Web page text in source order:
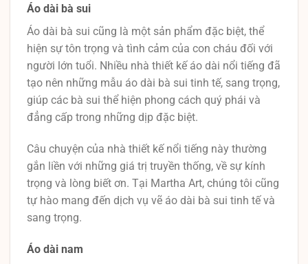
Áo dài bà sui
Áo dài bà sui cũng là một sản phẩm đặc biệt, thể
hiện sự tôn trọng và tình cảm của con cháu đối với
người lớn tuổi. Nhiều nhà thiết kế áo dài nổi tiếng đã
tạo nên những mẫu áo dài bà sui tinh tế, sang trọng,
giúp các bà sui thể hiện phong cách quý phái và
đẳng cấp trong những dịp đặc biệt.
Câu chuyện của nhà thiết kế nổi tiếng này thường
gắn liền với những giá trị truyền thống, về sự kính
trọng và lòng biết ơn. Tại Martha Art, chúng tôi cũng
tự hào mang đến dịch vụ vẽ áo dài bà sui tinh tế và
sang trọng.
Áo dài nam